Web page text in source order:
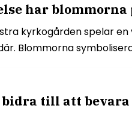
har
kyrkogården spelar
Blommorna
till att bevara